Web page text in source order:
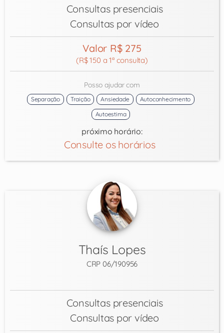
Consultas presenciais
Consultas por vídeo
Valor R$ 275
(R$ 150 a 1ª consulta)
Posso ajudar com
Separação Traição Ansiedade
Autoconhecimento
Autoestima
próximo horário:
Consulte os horários
Thaís Lopes
CRP 06/190956
Consultas presenciais
Consultas por vídeo